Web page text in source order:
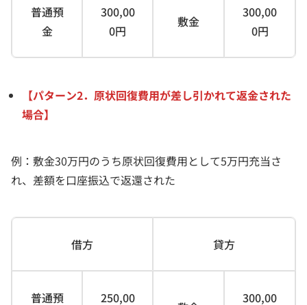
普通預
金
300,00
0円
敷金
300,00
0円
【パターン2．原状回復費用が差し引かれて返金された
場合】
例：敷金30万円のうち原状回復費用として5万円充当さ
れ、差額を口座振込で返還された
借方 貸方
普通預
250,00
300,00